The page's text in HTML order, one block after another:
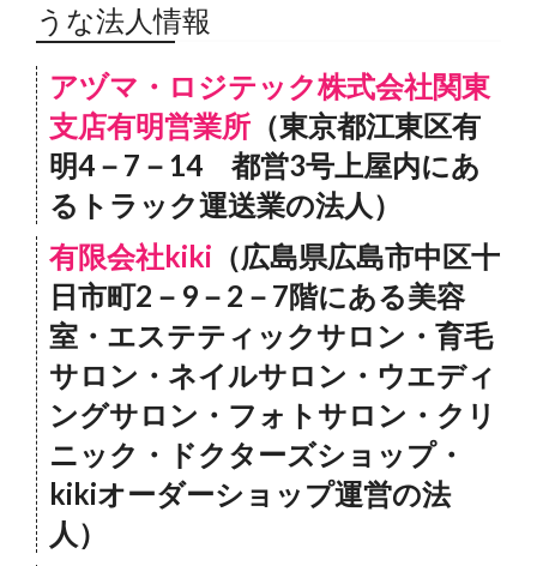
うな法人情報
アヅマ・ロジテック株式会社関東
支店有明営業所 （東京都江東区有
明4－7－14 都営3号上屋内にあ
るトラック運送業の法人）
有限会社kiki （広島県広島市中区十
日市町2－9－2－7階にある美容
室・エステティックサロン・育毛
サロン・ネイルサロン・ウエディ
ングサロン・フォトサロン・クリ
ニック・ドクターズショップ・
kikiオーダーショップ運営の法
人）